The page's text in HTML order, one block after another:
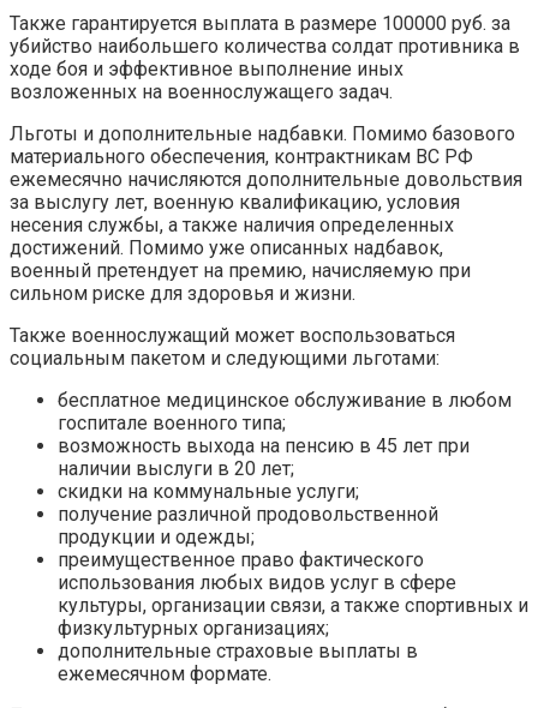
Также гарантируется выплата в размере 100000 руб. за
убийство наибольшего количества солдат противника в
ходе боя и эффективное выполнение иных
возложенных на военнослужащего задач.
Льготы и дополнительные надбавки. Помимо базового
материального обеспечения, контрактникам ВС РФ
ежемесячно начисляются дополнительные довольствия
за выслугу лет, военную квалификацию, условия
несения службы, а также наличия определенных
достижений. Помимо уже описанных надбавок,
военный претендует на премию, начисляемую при
сильном риске для здоровья и жизни.
Также военнослужащий может воспользоваться
социальным пакетом и следующими льготами:
бесплатное медицинское обслуживание в любом
госпитале военного типа;
возможность выхода на пенсию в 45 лет при
наличии выслуги в 20 лет;
скидки на коммунальные услуги;
получение различной продовольственной
продукции и одежды;
преимущественное право фактического
использования любых видов услуг в сфере
культуры, организации связи, а также спортивных и
физкультурных организациях;
дополнительные страховые выплаты в
ежемесячном формате.